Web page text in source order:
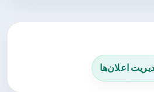
اعلان‌ها